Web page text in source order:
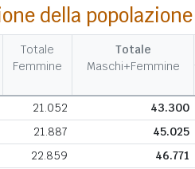
della
Totale
Femmine
Totale
Maschi+Femmine
21.052 43.300
21.887 45.025
22.859 46.771